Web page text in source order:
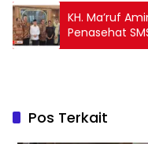
KH. Ma’ruf
Penasehat
Menjaga
Pos Terkait